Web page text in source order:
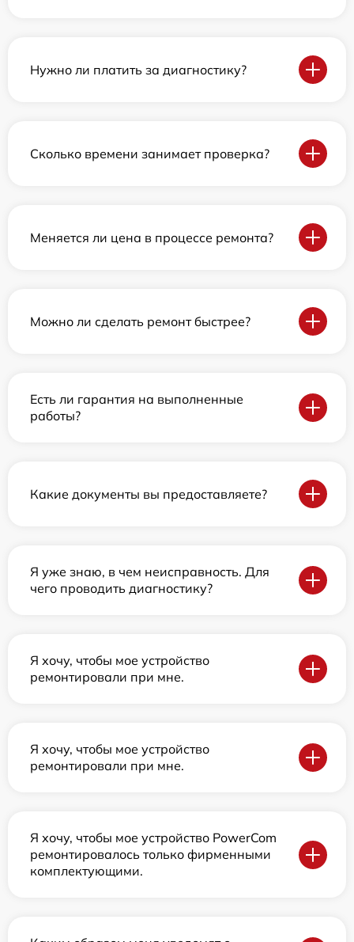
Нужно ли платить за диагностику?
Сколько времени занимает проверка?
Меняется ли цена в процессе ремонта?
Можно ли сделать ремонт быстрее?
Есть ли гарантия на выполненные
работы?
Какие документы вы предоставляете?
Я уже знаю, в чем неисправность. Для
чего проводить диагностику?
Я хочу, чтобы мое устройство
ремонтировали при мне.
Я хочу, чтобы мое устройство
ремонтировали при мне.
Я хочу, чтобы мое устройство PowerCom
ремонтировалось только фирменными
комплектующими.